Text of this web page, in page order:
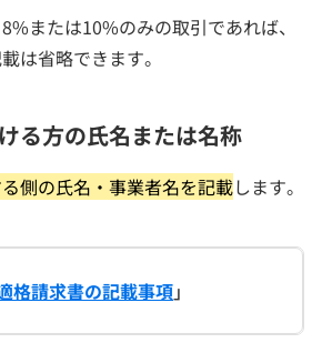
または10%のみの取引であれば、
は省略できます。
る方の氏名または名称
側の氏名・事業者名を記載します。
格請求書の記載事項」